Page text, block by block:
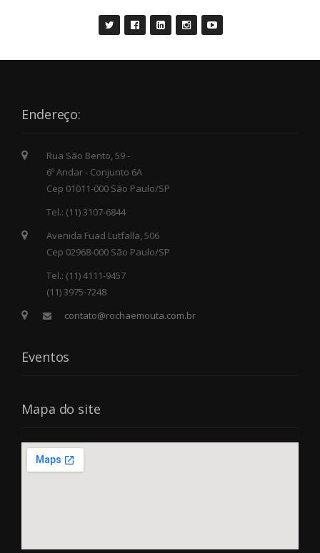
Endereço:
Rua São Bento, 59 -
6º Andar - Conjunto 6A
Cep 01011-000 São Paulo/SP
Tel.: (11) 3107-6844
Avenida Fuad Lutfalla, 506
Cep 02968-000 São Paulo/SP
Tel.: (11) 4111-9457
(11) 3975-7248
contato@rochaemouta.com.br
Eventos
Mapa do site